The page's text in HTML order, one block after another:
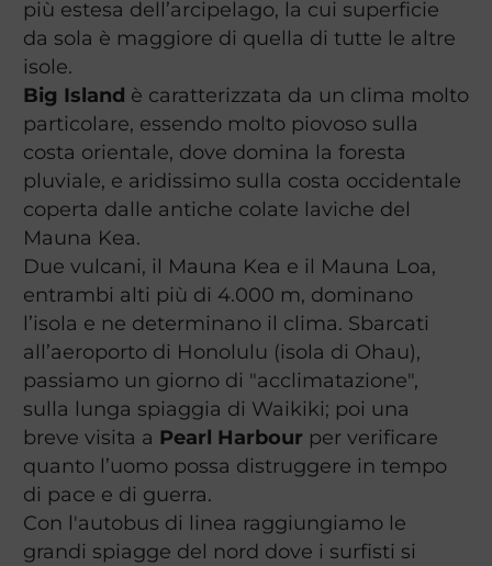
più estesa dell’arcipelago, la cui superficie
da sola è maggiore di quella di tutte le altre
isole.
Big Island è caratterizzata da un clima molto
particolare, essendo molto piovoso sulla
costa orientale, dove domina la foresta
pluviale, e aridissimo sulla costa occidentale
coperta dalle antiche colate laviche del
Mauna Kea.
Due vulcani, il Mauna Kea e il Mauna Loa,
entrambi alti più di 4.000 m, dominano
l’isola e ne determinano il clima. Sbarcati
all’aeroporto di Honolulu (isola di Ohau),
passiamo un giorno di "acclimatazione",
sulla lunga spiaggia di Waikiki; poi una
breve visita a Pearl Harbour per verificare
quanto l’uomo possa distruggere in tempo
di pace e di guerra.
Con l'autobus di linea raggiungiamo le
grandi spiagge del nord dove i surfisti si